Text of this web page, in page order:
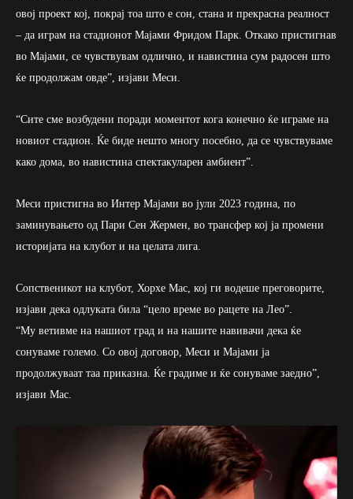
овој проект кој, покрај тоа што е сон, стана и прекрасна реалност
– да играм на стадионот Мајами Фридом Парк. Откако пристигнав
во Мајами, се чувствувам одлично, и навистина сум радосен што
ќе продолжам овде”, изјави Меси.
“Сите сме возбудени поради моментот кога конечно ќе играме на
новиот стадион. Ќе биде нешто многу посебно, да се чувствуваме
како дома, во навистина спектакуларен амбиент”.
Меси пристигна во Интер Мајами во јули 2023 година, по
заминувањето од Пари Сен Жермен, во трансфер кој ја промени
историјата на клубот и на целата лига.
Сопственикот на клубот, Хорхе Мас, кој ги водеше преговорите,
изјави дека одлуката била “цело време во рацете на Лео”.
“Му ветивме на нашиот град и на нашите навивачи дека ќе
сонуваме големо. Со овој договор, Меси и Мајами ја
продолжуваат таа приказна. Ќе градиме и ќе сонуваме заедно”,
изјави Мас.